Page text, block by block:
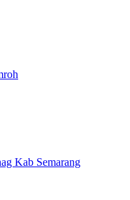
Kab Semarang